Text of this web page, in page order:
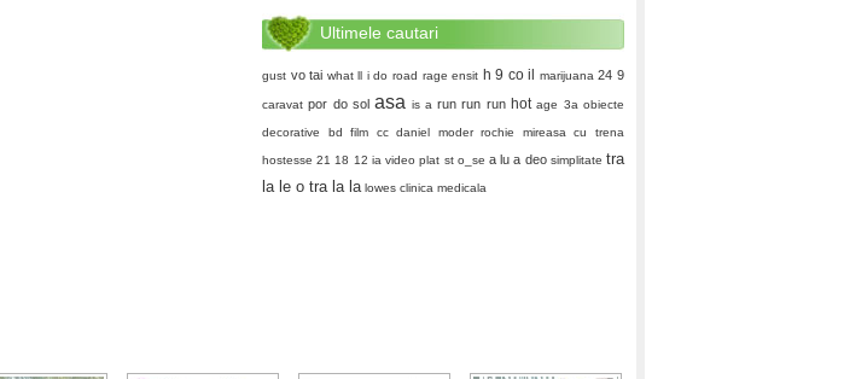
Ultimele cautari
gust vo tai what ll i do road rage ensit h 9 co il marijuana 24 9
caravat por do sol asa is a run run run hot age 3a obiecte
decorative bd film cc daniel moder rochie mireasa cu trena
hostesse 21 18 12 ia video plat st o_se a lu a deo simplitate tra
la le o tra la la lowes clinica medicala